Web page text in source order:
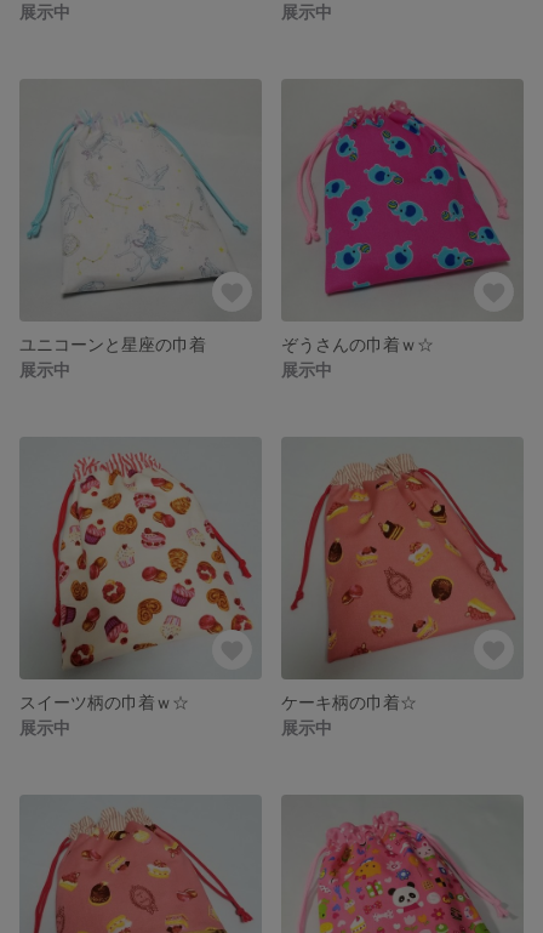
展示中
展示中
ユニコーンと星座の巾着
展示中
ぞうさんの巾着ｗ☆
展示中
スイーツ柄の巾着ｗ☆
展示中
ケーキ柄の巾着☆
展示中